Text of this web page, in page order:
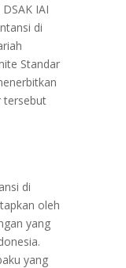
IAI
di
Standar
tersebut
di
oleh
yang
yang